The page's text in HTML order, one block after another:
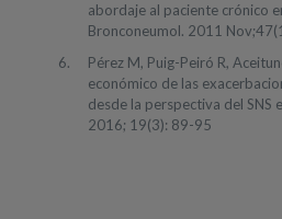
abordaje al paciente crónico
Bronconeumol. 2011
Pérez M, Puig-Peiró R,
económico de las
desde la perspectiva del SNS
2016; 19(3): 89-95